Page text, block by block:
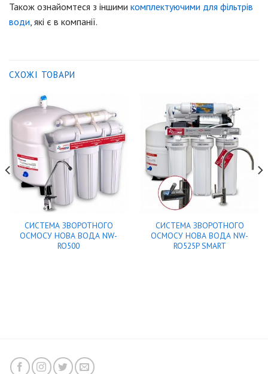
Також ознайомтеся з іншими комплектуючими для фільтрів
води, які є в компанії.
СХОЖІ ТОВАРИ
СИСТЕМА ЗВОРОТНОГО
ОСМОСУ НОВА ВОДА NW-
RO500
СИСТЕМА ЗВОРОТНОГО
ОСМОСУ НОВА ВОДА NW-
RO525P SMART